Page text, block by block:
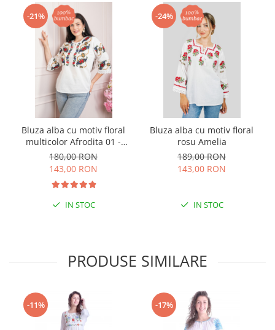
-21%
Bluza alba cu motiv floral
multicolor Afrodita 01 -
maneca scurta
180,00 RON
143,00 RON
IN STOC
-24%
Bluza alba cu motiv floral
rosu Amelia
189,00 RON
143,00 RON
IN STOC
PRODUSE SIMILARE
-11% -17%